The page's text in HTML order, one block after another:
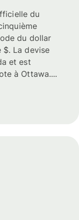
du
du dollar
$. La devise
et est
à Ottawa....